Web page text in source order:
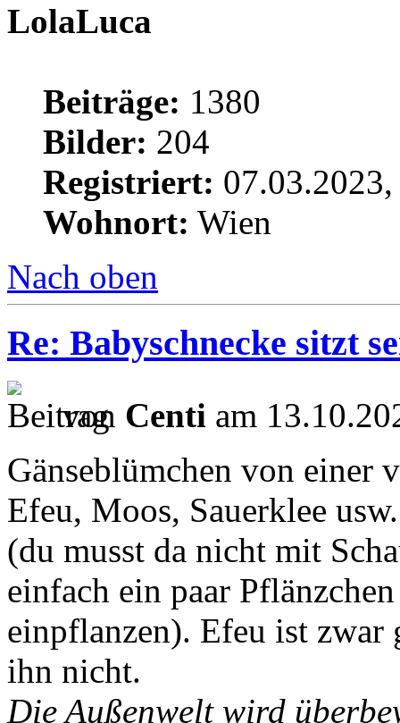
LolaLuca
Beiträge: 1380
Bilder: 204
Registriert:
Wohnort: Wien
Nach oben
Re: Babyschnecke sitzt
von Centi am
Gänseblümchen von einer
Efeu, Moos, Sauerklee
(du musst da nicht mit
einfach ein paar
einpflanzen). Efeu ist zwar
ihn nicht.
Die Außenwelt wird